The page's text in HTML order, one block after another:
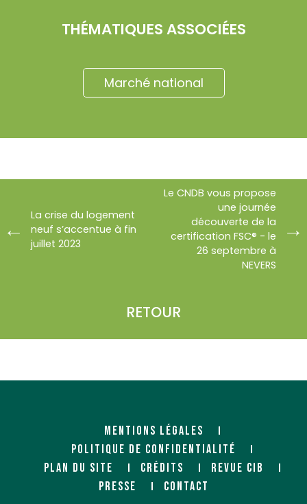
THÉMATIQUES ASSOCIÉES
Marché national
La crise du logement
neuf s’accentue à fin
juillet 2023
RETOUR
Le CNDB vous propose
une journée
découverte de la
certification FSC® - le
26 septembre à
NEVERS
MENTIONS LÉGALES
POLITIQUE DE CONFIDENTIALITÉ
PLAN DU SITE
CRÉDITS
REVUE CIB
PRESSE
CONTACT